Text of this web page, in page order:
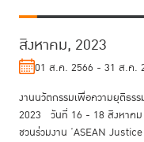
สิงหาคม, 2023
01 ส.ค. 2566 - 31 ส.ค.
งานนวัตกรรมเพื่อความยุติธร
2023 วันที่ 16 - 18 สิงหาคม
ชวนร่วมงาน ‘ASEAN